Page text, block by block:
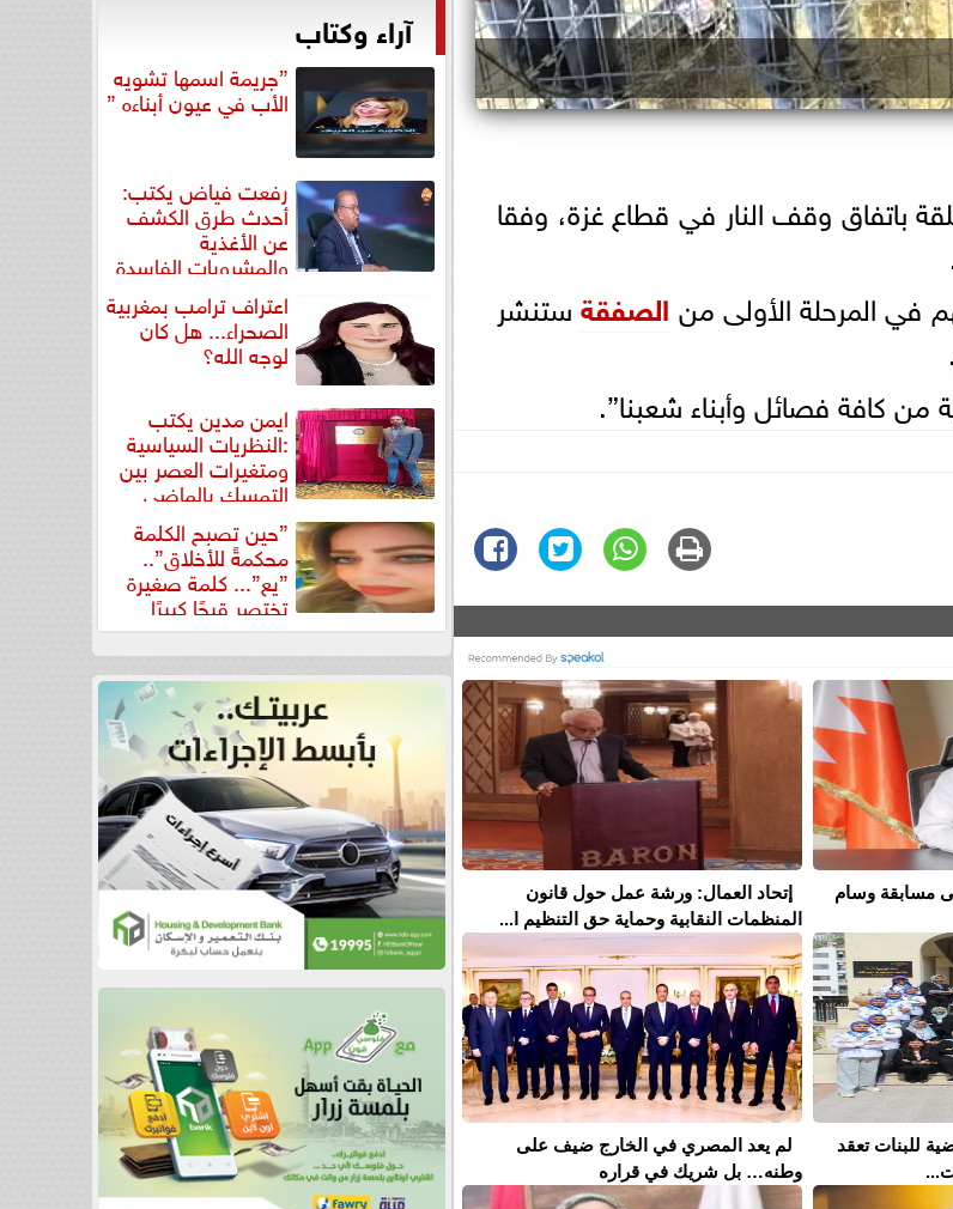
باتفاق وقف النار في قطاع غزة، وفقا
في المرحلة الأولى من الصفقةستنشر
.
كافة فصائل وأبناء شعبنا”.
مسابقة وسام
إتحاد العمال: ورشة عمل حول قانون
المنظمات النقابية وحماية حق التنظيم ا...
للبنات تعقد
ت...
لم يعد المصري في الخارج ضيف على
وطنه… بل شريك في قراره
آراء وكتاب
”جريمة اسمها تشويه
الأب في عيون أبناءه ”
رفعت فياض يكتب:
أحدث طرق الكشف
عن الأغذية
والمشروبات الفاسدة
اعتراف ترامب بمغربية
الصحراء... هل كان
لوجه الله؟
ايمن مدين يكتب
:النظريات السياسية
ومتغيرات العصر بين
التمسك بالماضي
ومواجهة تحديات...”حين تصبح الكلمة
محكمةً للأخلاق”..
”يع”... كلمة صغيرة
تختصر قبحًا كبيرًا